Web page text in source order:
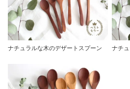
ナチュラルな木のデザートスプーン ナチ